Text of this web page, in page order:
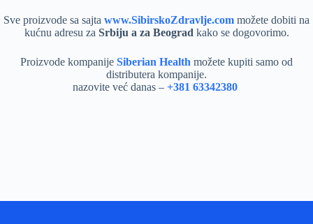
Sve proizvode sa sajta www.SibirskoZdravlje.com možete dobiti na
kućnu adresu za Srbiju a za Beograd kako se dogovorimo.
Proizvode kompanije Siberian Health možete kupiti samo od
distributera kompanije.
nazovite već danas – +381 63342380